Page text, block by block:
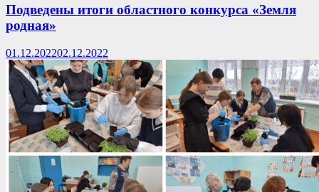
Подведены итоги областного конкурса «Земля
родная»
01.12.202202.12.2022